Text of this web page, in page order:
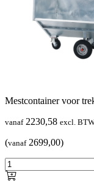
Mestcontainer voor
vanaf2230,58 excl.
(vanaf2699,00)